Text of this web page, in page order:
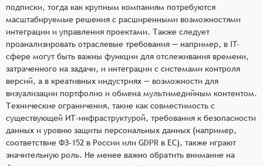
подписки, тогда как крупным компаниям потребуются
масштабируемые решения с расширенными возможностями
интеграции и управления проектами. Также следует
проанализировать отраслевые требования — например, в IT-
сфере могут быть важны функции для отслеживания времени,
затраченного на задачи, и интеграции с системами контроля
версий, а в креативных индустриях — возможности для
визуализации портфолио и обмена мультимедийным контентом.
Технические ограничения, такие как совместимость с
существующей ИТ-инфраструктурой, требования к безопасности
данных и уровню защиты персональных данных (например,
соответствие ФЗ-152 в России или GDPR в ЕС), также играют
значительную роль. Не менее важно обратить внимание на